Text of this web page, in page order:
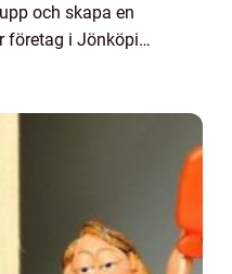
och skapa en
företag i Jönköping